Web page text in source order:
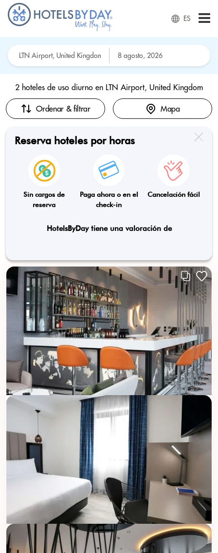
ES
2 hoteles de uso diurno en LTN Airport, United Kingdom
Ordenar & filtrar Mapa
Reserva hoteles por horas
Sin cargos de
reserva
Paga ahora o en el
check-in
Cancelación fácil
HotelsByDay tiene una valoración de